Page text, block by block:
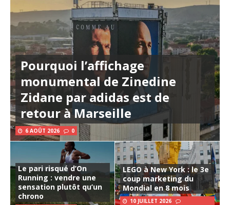
Pourquoi l’affichage
monumental de Zinedine
Zidane par adidas est de
retour à Marseille
6 AOÛT 2026 0
Le pari risqué d’On
Running : vendre une
sensation plutôt qu’un
chrono
LEGO à New York : le 3e
coup marketing du
Mondial en 8 mois
10 JUILLET 2026